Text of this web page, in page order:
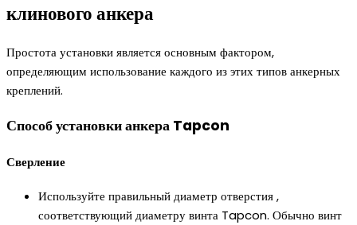
клинового анкера
Простота установки является основным фактором,
определяющим использование каждого из этих типов анкерных
креплений.
Способ установки анкера Tapcon
Сверление
Используйте правильный диаметр отверстия ,
соответствующий диаметру винта Tapcon. Обычно винт